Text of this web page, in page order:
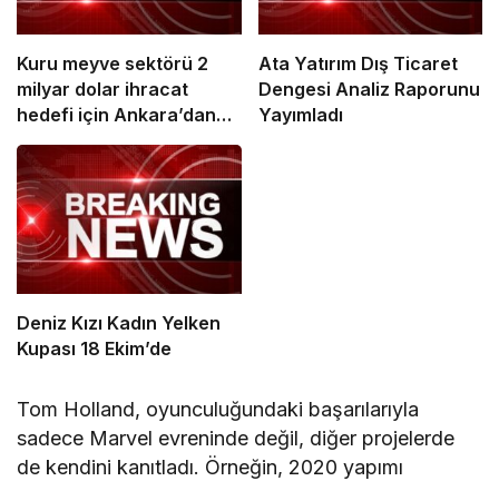
Kuru meyve sektörü 2
milyar dolar ihracat
hedefi için Ankara’dan
destek istedi
Ata Yatırım Dış Ticaret
Dengesi Analiz Raporunu
Yayımladı
Deniz Kızı Kadın Yelken
Kupası 18 Ekim’de
Tom Holland, oyunculuğundaki başarılarıyla
sadece Marvel evreninde değil, diğer projelerde
de kendini kanıtladı. Örneğin, 2020 yapımı